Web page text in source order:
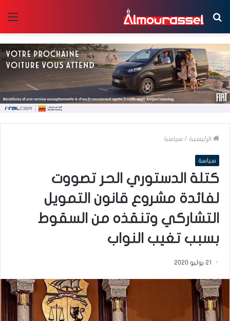
بحث
عن
الرئيسية / سياسة
سياسة
كتلة الدستوري الحر تصووت
لفائدة مشروع قانون التمويل
التشاركي وتنقذه من السقوط
بسبب تغيب النواب
21 يوليو 2020